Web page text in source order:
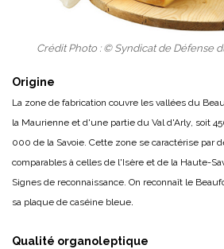
Crédit Photo : © Syndicat de Défense
Origine
La zone de fabrication couvre les vallées du
la Maurienne et d'une partie du Val d'Arly, soit
000 de la Savoie. Cette zone se caractérise par
comparables à celles de l'Isère et de la Haute-
Signes de reconnaissance. On reconnaît le
sa plaque de caséine bleue.
Qualité organoleptique